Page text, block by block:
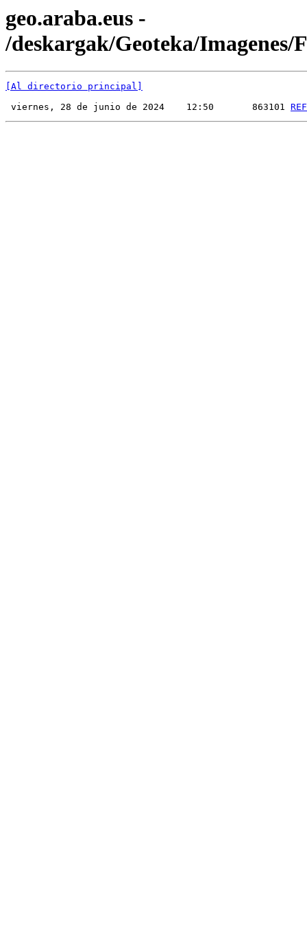
geo.araba.eus -
/deskargak/Geoteka/Imagenes/
[Al directorio principal]
viernes, 28 de junio de 2024    12:50       863101